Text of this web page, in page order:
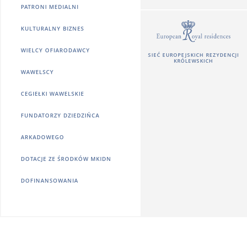
PATRONI MEDIALNI
KULTURALNY BIZNES
WIELCY OFIARODAWCY
WAWELSCY
CEGIEŁKI WAWELSKIE
FUNDATORZY DZIEDZIŃCA
ARKADOWEGO
DOTACJE ZE ŚRODKÓW MKIDN
DOFINANSOWANIA
SIEĆ EUROPEJSKICH REZYDENCJI
KRÓLEWSKICH